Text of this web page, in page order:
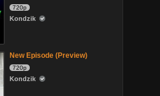
720p
Kondzik
New Episode (Preview)
720p
Kondzik